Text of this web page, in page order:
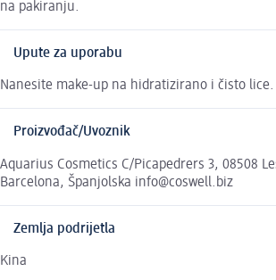
na pakiranju.
Upute za uporabu
Nanesite make-up na hidratizirano i čisto lice.
Proizvođač/Uvoznik
Aquarius Cosmetics C/Picapedrers 3, 08508
Barcelona, Španjolska info@coswell.biz
Zemlja podrijetla
Kina